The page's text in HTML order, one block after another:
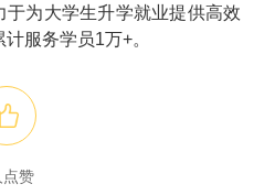
为大学生升学就业提供高效
服务学员1万+。
点赞